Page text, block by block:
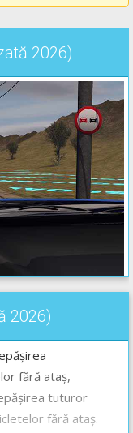
2026)
2026)
fără ataș,
tuturor
fără ataș.